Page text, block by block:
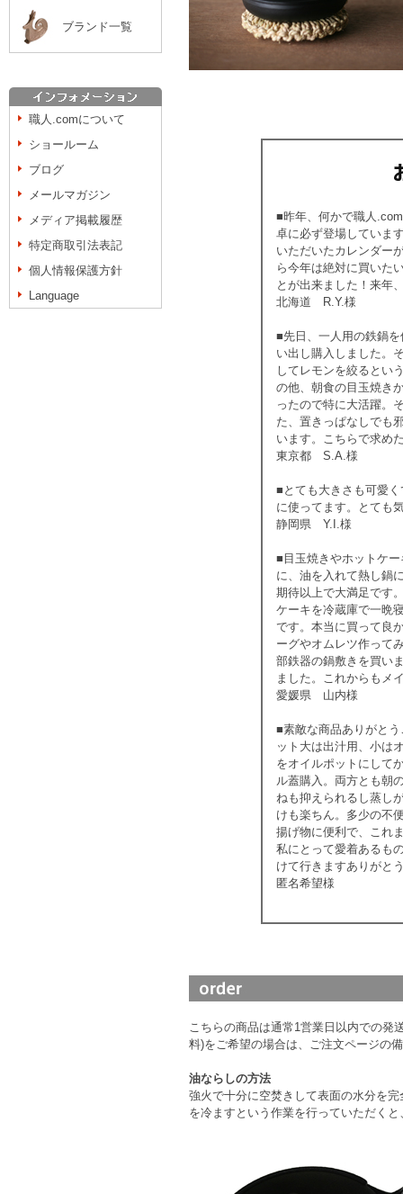
ブランド一覧
職人.comについて
ショールーム
ブログ
メールマガジン
メディア掲載履歴
特定商取引法表記
個人情報保護方針
Language
■昨年、何かで職人
卓に必ず登場していま
いただいたカレンダー
ら今年は絶対に買いた
とが出来ました！来年
北海道 R.Y.様
■先日、一人用の鉄鍋
い出し購入しました。
してレモンを絞るとい
の他、朝食の目玉焼き
ったので特に大活躍。
た、置きっぱなしでも
います。こちらで求め
東京都 S.A.様
■とても大きさも可愛
に使ってます。とても
静岡県 Y.I.様
■目玉焼きやホットケ
に、油を入れて熱し鍋
期待以上で大満足です
ケーキを冷蔵庫で一晩
です。本当に買って良
ーグやオムレツ作って
部鉄器の鍋敷きを買い
ました。これからもメ
愛媛県 山内様
■素敵な商品ありがと
ット大は出汁用、小は
をオイルポットにして
ル蓋購入。両方とも朝
ねも抑えられるし蒸し
けも楽ちん。多少の不
揚げ物に便利で、これ
私にとって愛着あるも
けて行きますありがと
匿名希望様
こちらの商品は通常1営業日以内での発
料)をご希望の場合は、ご注文ページの
油ならしの方法
強火で十分に空焚きして表面の水分を
を冷ますという作業を行っていただく